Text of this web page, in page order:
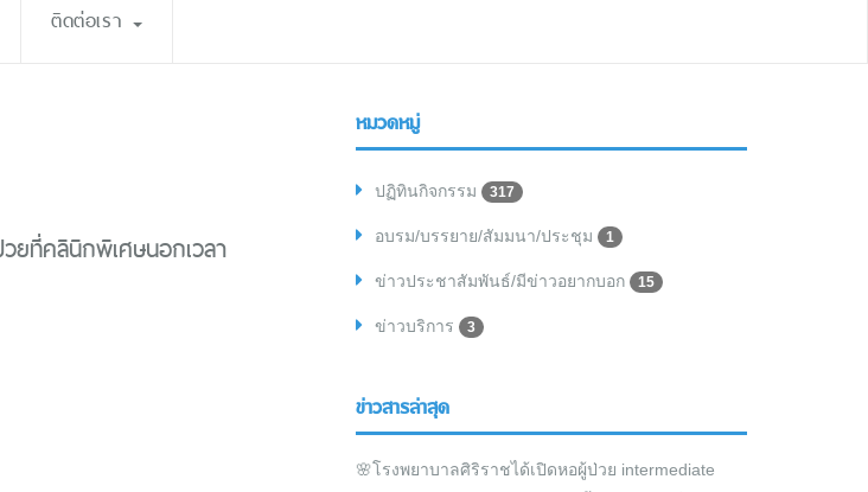
ติดต่อเรา
ยที่คลินิกพิเศษนอกเวลา
หมวดหมู่
ปฏิทินกิจกรรม 317
อบรม/บรรยาย/สัมมนา/ประชุม 1
ข่าวประชาสัมพันธ์/มีข่าวอยากบอก 15
ข่าวบริการ 3
ข่าวสารล่าสุด
🌸โรงพยาบาลศิริราชได้เปิดหอผู้ป่วย intermediate